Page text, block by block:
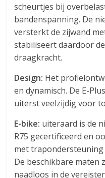
scheurtjes bij
bandenspanning. De
versterkt de zijwand
stabiliseert daardoor
draagkracht.
Design: Het
en dynamisch. De E-
uiterst veelzijdig voor
E-bike: uiteraard is de
R75 gecertificeerd en
met trapondersteuning
De beschikbare maten
naadloos in de